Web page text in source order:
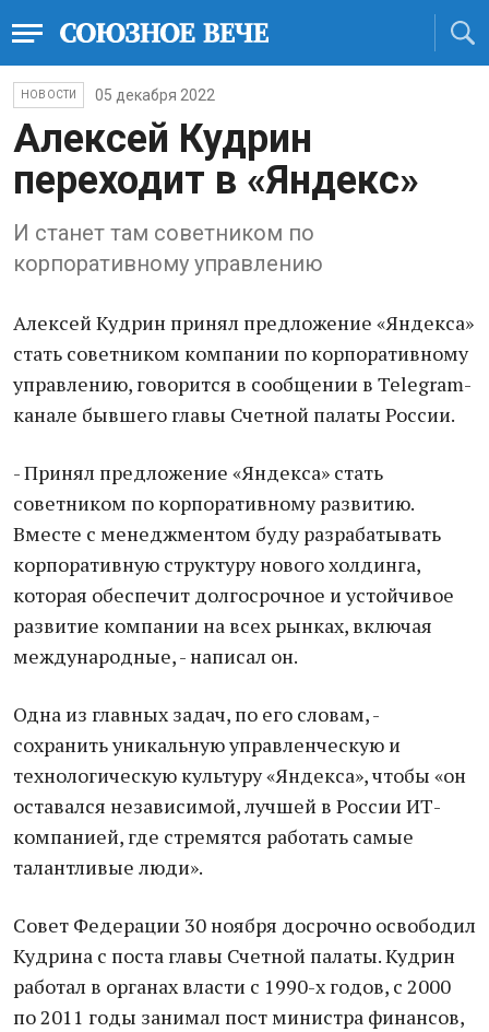
НОВОСТИ 05 декабря 2022
Алексей Кудрин
переходит в «Яндекс»
И станет там советником по
корпоративному управлению
Алексей Кудрин принял предложение «Яндекса»
стать советником компании по корпоративному
управлению, говорится в сообщении в Telegram-
канале бывшего главы Счетной палаты России.
- Принял предложение «Яндекса» стать
советником по корпоративному развитию.
Вместе с менеджментом буду разрабатывать
корпоративную структуру нового холдинга,
которая обеспечит долгосрочное и устойчивое
развитие компании на всех рынках, включая
международные, - написал он.
Одна из главных задач, по его словам, -
сохранить уникальную управленческую и
технологическую культуру «Яндекса», чтобы «он
оставался независимой, лучшей в России ИТ-
компанией, где стремятся работать самые
талантливые люди».
Совет Федерации 30 ноября досрочно освободил
Кудрина с поста главы Счетной палаты. Кудрин
работал в органах власти с 1990-х годов, с 2000
по 2011 годы занимал пост министра финансов,